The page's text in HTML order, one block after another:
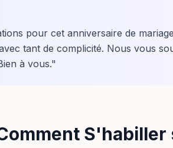
pour cet anniversaire de
tant de complicité. Nous vous
à vous."
S'habiller